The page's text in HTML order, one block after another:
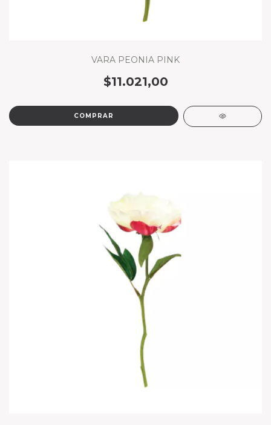
VARA PEONIA PINK
$11.021,00